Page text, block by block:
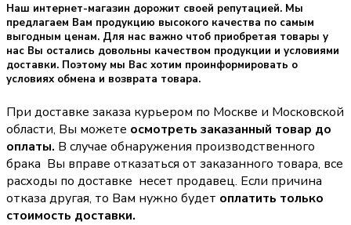
Наш интернет-магазин дорожит своей репутацией. Мы
предлагаем Вам продукцию высокого качества по самым
выгодным ценам. Для нас важно чтоб приобретая товары у
нас Вы остались довольны качеством продукции и условиями
доставки. Поэтому мы Вас хотим проинформировать о
условиях обмена и возврата товара.
При доставке заказа курьером по Москве и Московской
области, Вы можете осмотреть заказанный товар до
оплаты. В случае обнаружения производственного
брака Вы вправе отказаться от заказанного товара, все
расходы по доставке несет продавец. Если причина
отказа другая, то Вам нужно будет оплатить только
стоимость доставки.